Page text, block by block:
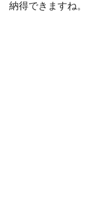
納得できますね。